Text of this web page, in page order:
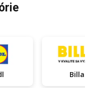
Billa